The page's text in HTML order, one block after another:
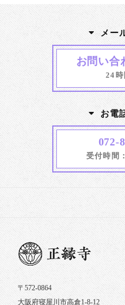
メー
お問い合
24時
お電
072-
受付時間
〒572-0864
大阪府寝屋川市高倉1-8-12